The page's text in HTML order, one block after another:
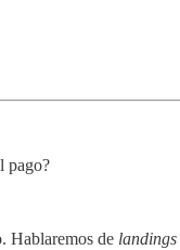
pago?
Hablaremos de landings